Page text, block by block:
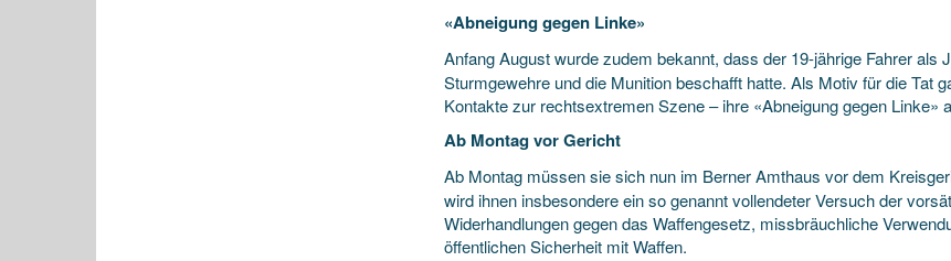
«Abneigung gegen Linke»
Anfang August wurde zudem bekannt, dass der 19-jährige Fahrer als
Sturmgewehre und die Munition beschafft hatte. Als Motiv für die Tat
Kontakte zur rechtsextremen Szene – ihre «Abneigung gegen Linke»
Ab Montag vor Gericht
Ab Montag müssen sie sich nun im Berner Amthaus vor dem
wird ihnen insbesondere ein so genannt vollendeter Versuch der
Widerhandlungen gegen das Waffengesetz, missbräuchliche
öffentlichen Sicherheit mit Waffen.